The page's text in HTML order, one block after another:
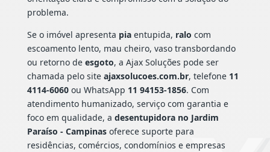
problema.
Se o imóvel apresenta piaentupida, ralo com
escoamento lento, mau cheiro, vaso transbordando
ou retorno de esgoto, a Ajax Soluções pode ser
chamada pelo site ajaxsolucoes.com.br, telefone 11
4114-6060ou WhatsApp 11 94153-1856. Com
atendimento humanizado, serviço com garantia e
foco em qualidade, a desentupidora no Jardim
Paraíso - Campinasoferece suporte para
residências, comércios, condomínios e empresas